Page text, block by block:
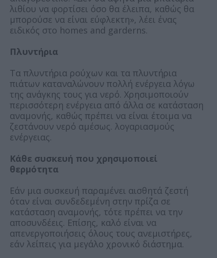
λιθίου να φορτίσει όσο θα έλειπα, καθώς θα
μπορούσε να είναι εύφλεκτη», λέει ένας
ειδικός στο homes and garderns.
Πλυντήρια
Τα πλυντήρια ρούχων και τα πλυντήρια
πιάτων καταναλώνουν πολλή ενέργεια λόγω
της ανάγκης τους για νερό. Χρησιμοποιούν
περισσότερη ενέργεια από άλλα σε κατάσταση
αναμονής, καθώς πρέπει να είναι έτοιμα να
ζεστάνουν νερό αμέσως. λογαριασμούς
ενέργειας.
Κάθε συσκευή που χρησιμοποιεί
θερμότητα
Εάν μια συσκευή παραμένει αισθητά ζεστή
όταν είναι συνδεδεμένη στην πρίζα σε
κατάσταση αναμονής, τότε πρέπει να την
αποσυνδέεις. Επίσης, καλό είναι να
απενεργοποιήσεις όλους τους ανεμιστήρες,
εάν λείπεις για μεγάλο χρονικό διάστημα.